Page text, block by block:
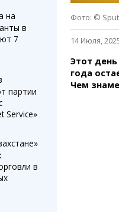
Сервисы
Переводчик
на
в
7
партии
Service»
в
Фото: ©
14 Июля,
Этот
года
Чем